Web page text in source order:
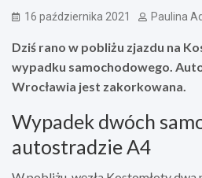
16 października 2021 Paulina
Dziś rano w pobliżu zjazdu na
wypadku samochodowego.
Wrocławia jest zakorkowana.
Wypadek dwóch
autostradzie A4